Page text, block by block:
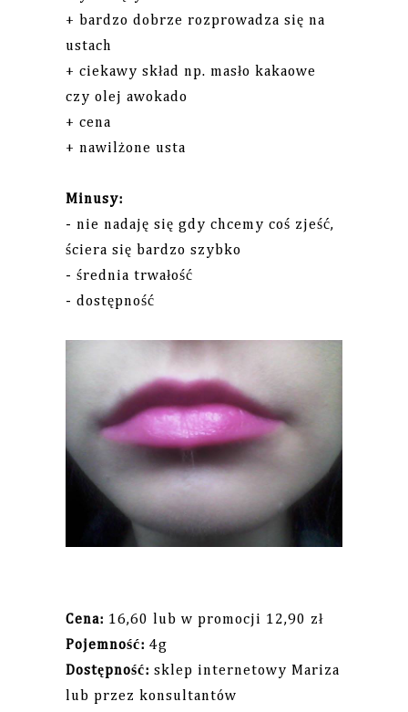
+ bardzo dobrze rozprowadza się na
ustach
+ ciekawy skład np. masło kakaowe
czy olej awokado
+ cena
+ nawilżone usta
Minusy:
- nie nadaję się gdy chcemy coś zjeść,
ściera się bardzo szybko
- średnia trwałość
- dostępność
Cena: 16,60 lub w promocji 12,90 zł
Pojemność: 4g
Dostępność: sklep internetowy Mariza
lub przez konsultantów